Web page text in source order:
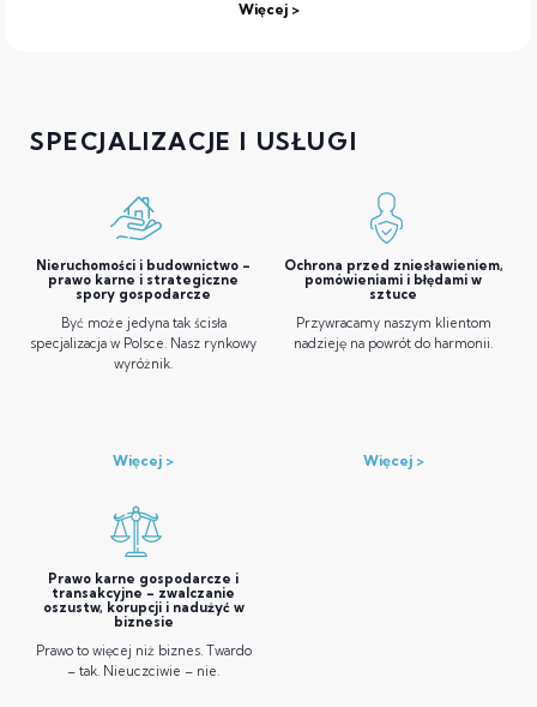
Więcej
SPECJALIZACJE I USŁUGI
Nieruchomości i budownictwo –
prawo karne i strategiczne
spory gospodarcze
Być może jedyna tak ścisła
specjalizacja w Polsce. Nasz rynkowy
wyróżnik.
Więcej
Ochrona przed zniesławieniem,
pomówieniami i błędami w
sztuce
Przywracamy naszym klientom
nadzieję na powrót do harmonii.
Więcej
Prawo karne gospodarcze i
transakcyjne – zwalczanie
oszustw, korupcji i nadużyć w
biznesie
Prawo to więcej niż biznes. Twardo
– tak. Nieuczciwie – nie.